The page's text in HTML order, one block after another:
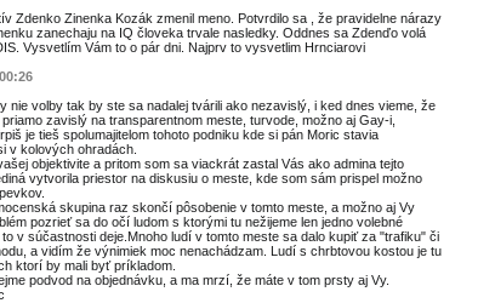
Zdenko Zinenka Kozák zmenil meno. Potvrdilo sa , že pravidelne nárazy
zanechaju na IQ človeka trvale nasledky. Oddnes sa Zdenďo volá
Vysvetlím Vám to o pár dni. Najprv to vysvetlim Hrnciarovi
nie volby tak by ste sa nadalej tvárili ako nezavislý, i ked dnes vieme, že
zavislý na transparentnom meste, turvode, možno aj Gay-i,
je tieš spolumajitelom tohoto podniku kde si pán Moric stavia
v kolových ohradách.
objektivite a pritom som sa viackrát zastal Vás ako admina tejto
vytvorila priestor na diskusiu o meste, kde som sám prispel možno
skupina raz skončí pôsobenie v tomto meste, a možno aj Vy
pozrieť sa do očí ludom s ktorými tu nežijeme len jedno volebné
v súčastnosti deje.Mnoho ludí v tomto meste sa dalo kupiť za "trafiku" či
a vidím že výnimiek moc nenachádzam. Ludí s chrbtovou kostou je tu
ktorí by mali byť príkladom.
podvod na objednávku, a ma mrzí, že máte v tom prsty aj Vy.